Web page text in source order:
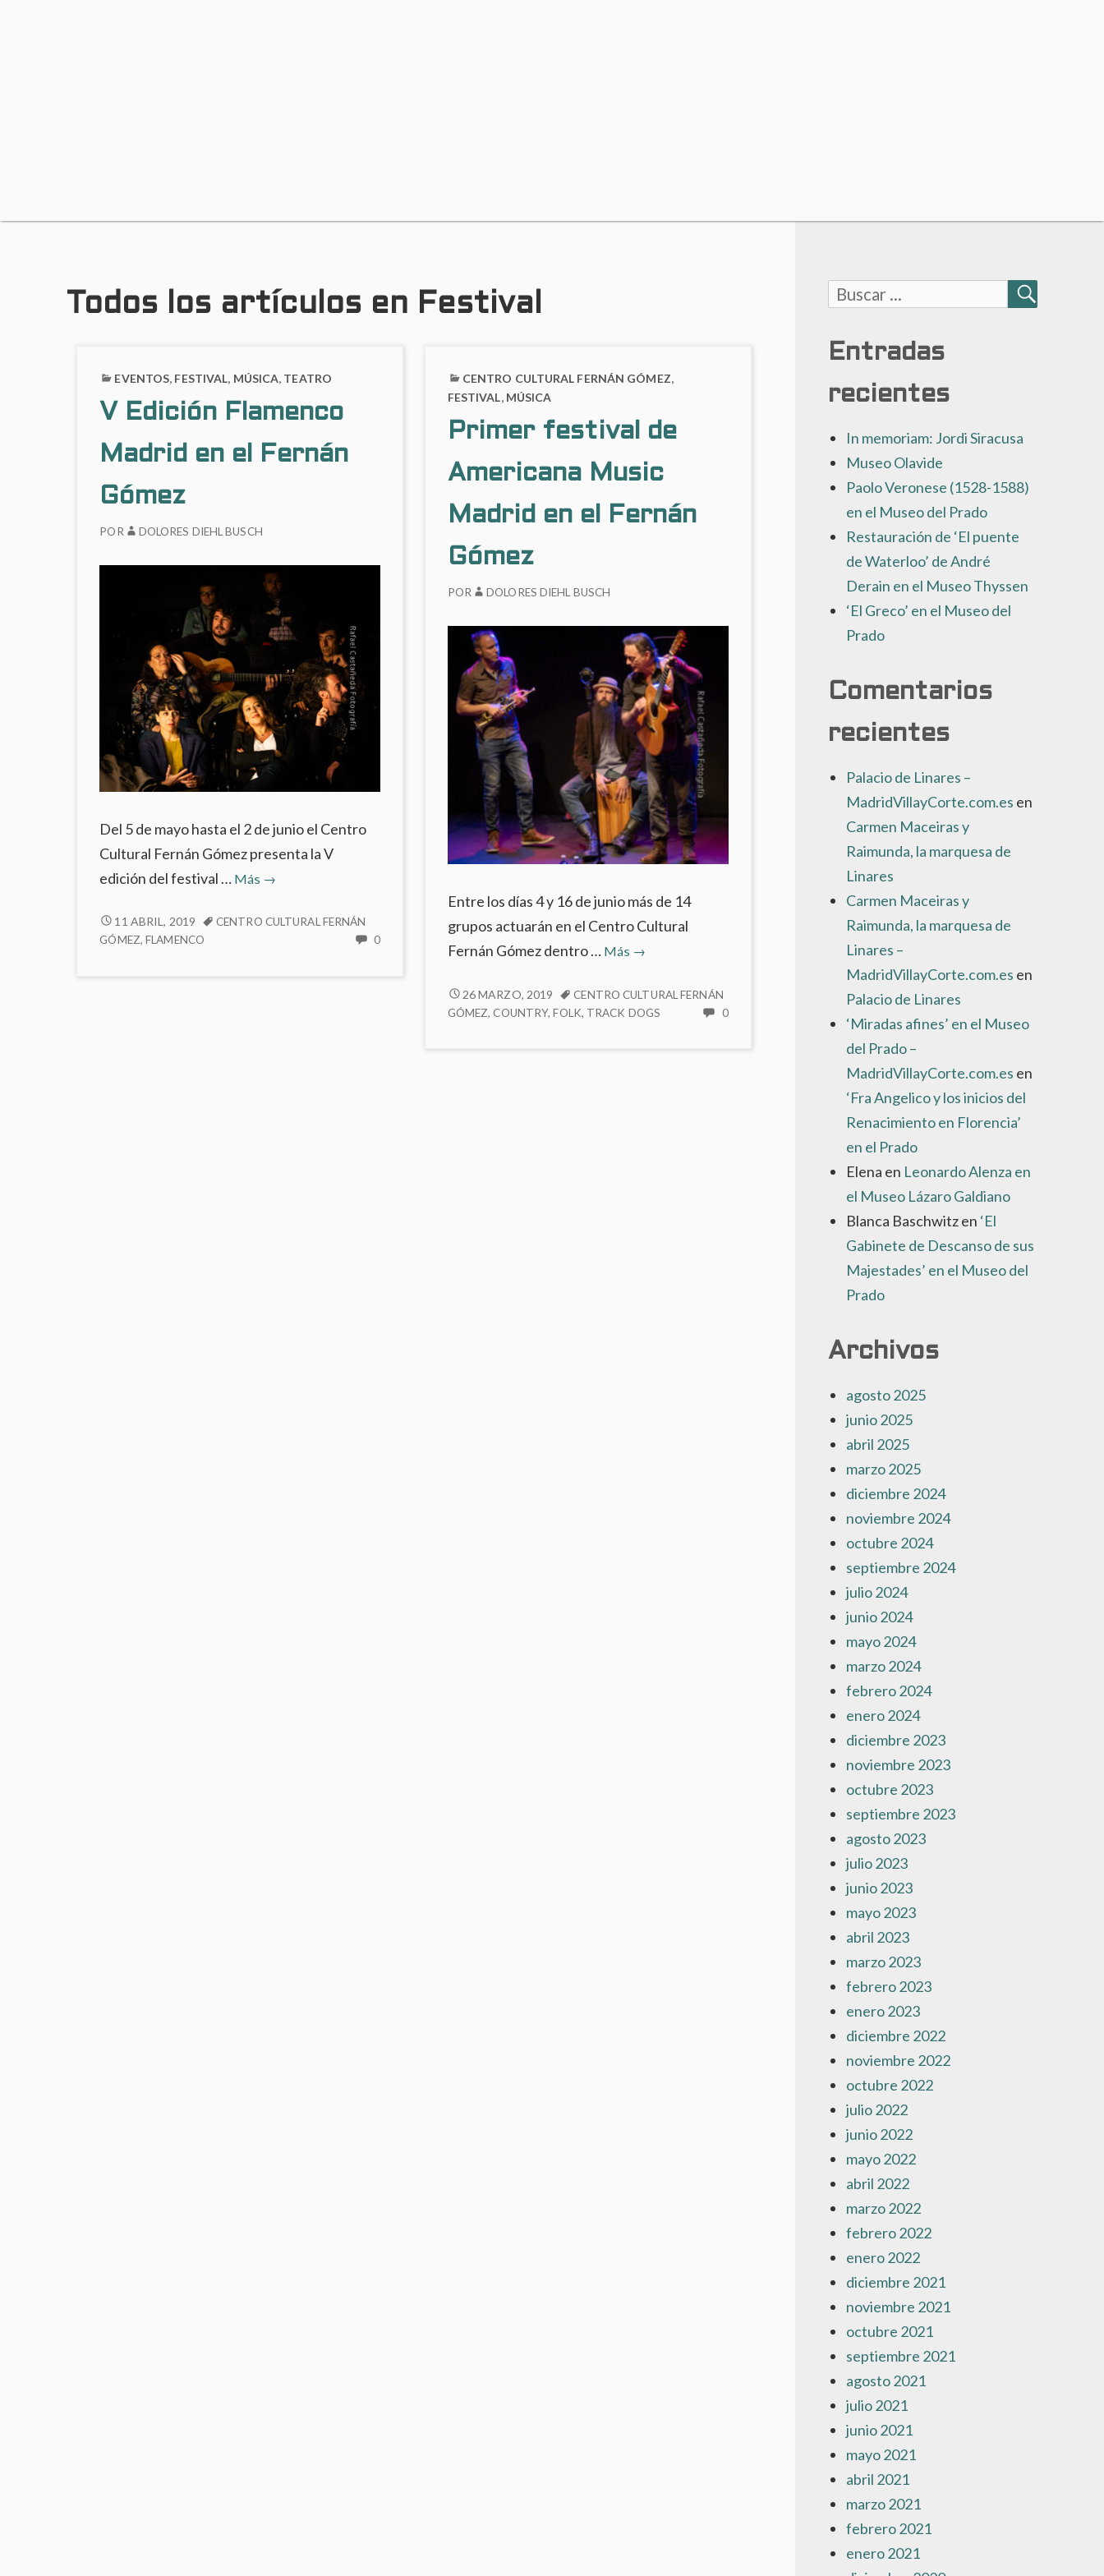
Todos los artículos en Festival
EVENTOS, FESTIVAL, MÚSICA, TEATRO
V Edición Flamenco
Madrid en el Fernán
Gómez
POR DOLORES DIEHL BUSCH
Del 5 de mayo hasta el 2 de junio el Centro
Cultural Fernán Gómez presenta la V
edición del festival … Más
Flamenco
→
V
EDICIÓN
11 ABRIL, 2019
CENTRO CULTURAL FERNÁN
GÓMEZ,FLAMENCO 0NO
CENTRO CULTURAL FERNÁN GÓMEZ,
FESTIVAL, MÚSICA
Primer festival de
Americana Music
Madrid en el Fernán
Gómez
POR DOLORES DIEHL BUSCH
Entre los días 4 y 16 de junio más de 14
grupos actuarán en el Centro Cultural
Fernán Gómez dentro … Más Primer
de
Americana
→
PRIMER
FESTIVAL
26 MARZO, 2019
CENTRO CULTURAL FERNÁN
GÓMEZ,COUNTRY,FOLK, TRACK DOGS 0NO
Buscar:
BUSCAR
Entradas
recientes
In memoriam: Jordi Siracusa
Museo Olavide
Paolo Veronese (1528-1588)
en el Museo del Prado
Restauración de ‘El puente
de Waterloo’ de André
Derain en el Museo Thyssen
‘El Greco’ en el Museo del
Prado
Comentarios
recientes
Palacio de Linares –
MadridVillayCorte.com.es en
Carmen Maceiras y
Raimunda, la marquesa de
Linares
Carmen Maceiras y
Raimunda, la marquesa de
Linares –
MadridVillayCorte.com.es en
Palacio de Linares
‘Miradas afines’ en el Museo
del Prado –
MadridVillayCorte.com.es en
‘Fra Angelico y los inicios del
Renacimiento en Florencia’
en el Prado
Elena en Leonardo Alenza en
el Museo Lázaro Galdiano
Blanca Baschwitzen ‘El
Gabinete de Descanso de sus
Majestades’ en el Museo del
Prado
Archivos
agosto 2025
junio 2025
abril 2025
marzo 2025
diciembre 2024
noviembre 2024
octubre 2024
septiembre 2024
julio 2024
junio 2024
mayo 2024
marzo 2024
febrero 2024
enero 2024
diciembre 2023
noviembre 2023
octubre 2023
septiembre 2023
agosto 2023
julio 2023
junio 2023
mayo 2023
abril 2023
marzo 2023
febrero 2023
enero 2023
diciembre 2022
noviembre 2022
octubre 2022
julio 2022
junio 2022
mayo 2022
abril 2022
marzo 2022
febrero 2022
enero 2022
diciembre 2021
noviembre 2021
octubre 2021
septiembre 2021
agosto 2021
julio 2021
junio 2021
mayo 2021
abril 2021
marzo 2021
febrero 2021
enero 2021